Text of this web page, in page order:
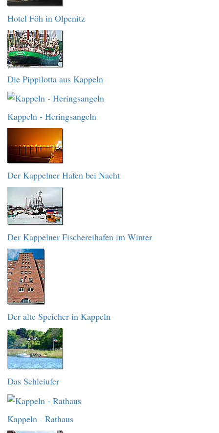
Hotel Föh in Olpenitz
Die Pippilotta aus Kappeln
Kappeln - Heringsangeln
Der Kappelner Hafen bei Nacht
Der Kappelner Fischereihafen im Winter
Der alte Speicher in Kappeln
Das Schleiufer
Kappeln - Rathaus